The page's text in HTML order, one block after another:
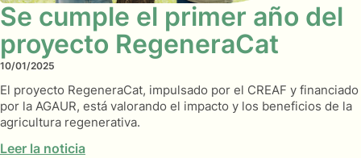
Se cumple el primer año del
proyecto RegeneraCat
10/01/2025
El proyecto RegeneraCat, impulsado por el CREAF y financiado
por la AGAUR, está valorando el impacto y los beneficios de la
agricultura regenerativa.
Leer la noticia